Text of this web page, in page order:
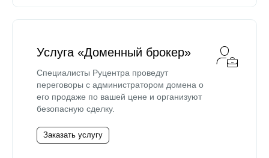
Услуга «Доменный брокер»
Специалисты Руцентра проведут
переговоры с администратором домена о
его продаже по вашей цене и организуют
безопасную сделку.
Заказать услугу